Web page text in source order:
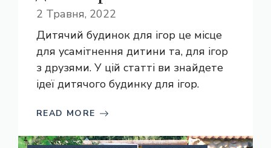
2 Травня, 2022
Дитячий будинок для ігор це місце
для усамітнення дитини та, для ігор
з друзями. У цій статті ви знайдете
ідеї дитячого будинку для ігор.
READ MORE